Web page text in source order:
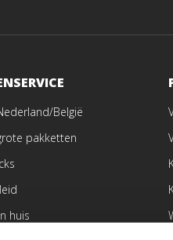
België
pakketten
huis